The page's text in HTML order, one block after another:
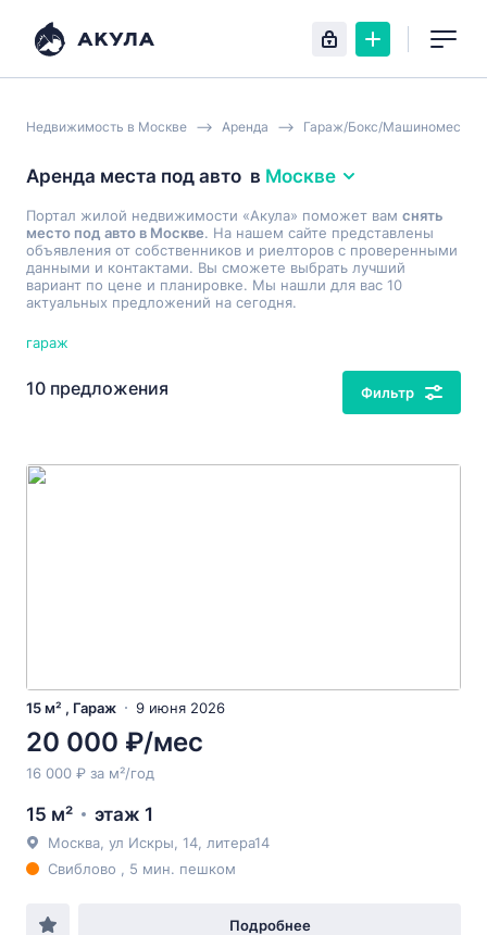
Недвижимость в Москве Аренда Гараж/Бокс/Машиноместо
Аренда места под авто в Москве
Портал жилой недвижимости «Акула» поможет вам снять
место под авто в Москве. На нашем сайте представлены
объявления от собственников и риелторов с проверенными
данными и контактами. Вы сможете выбрать лучший
вариант по цене и планировке. Мы нашли для вас 10
актуальных предложений на сегодня.
гараж
10 предложения Фильтр
15 м² , Гараж 9 июня 2026
20 000 ₽/мес
16 000 ₽ за м²/год
15 м² этаж 1
Москва, ул Искры, 14, литера14
Свиблово , 5 мин. пешком
Подробнее